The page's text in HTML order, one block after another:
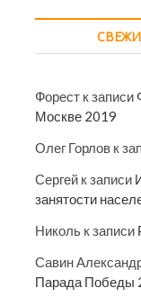
Форест к записи
Москве 2019
Олег Горлов к
Сергей к записи
занятости
Николь к записи
Савин
Парада Победы